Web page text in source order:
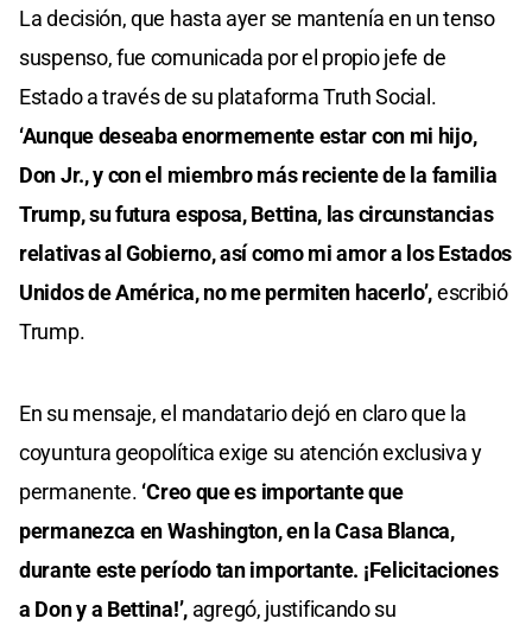
La decisión, que hasta ayer se mantenía en un tenso
suspenso, fue comunicada por el propio jefe de
Estado a través de su plataforma Truth Social.
‘Aunque deseaba enormemente estar con mi hijo,
Don Jr., y con el miembro más reciente de la familia
Trump, su futura esposa, Bettina, las circunstancias
relativas al Gobierno, así como mi amor a los Estados
Unidos de América, no me permiten hacerlo’,escribió
Trump.
En su mensaje, el mandatario dejó en claro que la
coyuntura geopolítica exige su atención exclusiva y
permanente. ‘Creo que es importante que
permanezca en Washington, en la Casa Blanca,
durante este período tan importante. ¡Felicitaciones
a Don y a Bettina!’, agregó, justificando su